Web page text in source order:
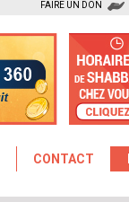
FAIRE UN DON
CONTACT